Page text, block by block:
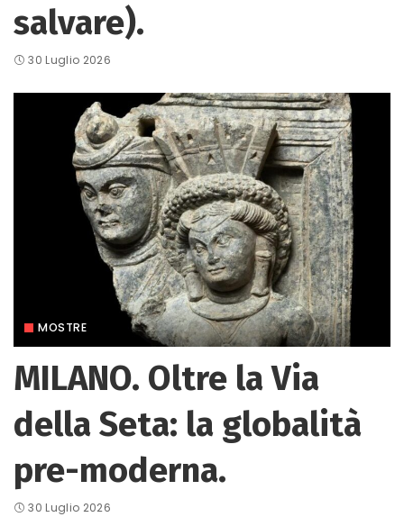
salvare).
30 Luglio 2026
MOSTRE
MILANO. Oltre la Via
della Seta: la globalità
pre-moderna.
30 Luglio 2026